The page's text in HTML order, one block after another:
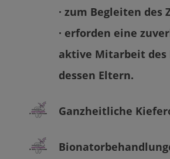
· zum Begleiten des
· erforden eine
aktive Mitarbeit des
dessen Eltern.
Ganzheitliche